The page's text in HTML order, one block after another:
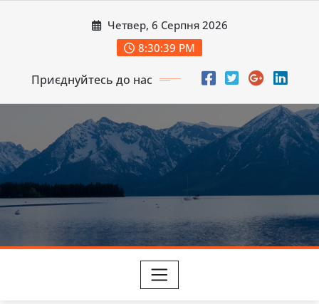
Четвер, 6 Серпня 2026
8:30:41 PM
Приєднуйтесь до нас